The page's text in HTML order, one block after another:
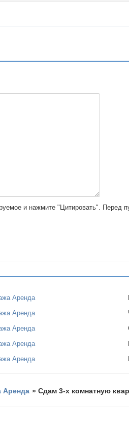
и нажмите "Цитировать". Перед
Аренда
Аренда
Аренда
Аренда
Аренда
Аренда »Сдам 3-х комнатную